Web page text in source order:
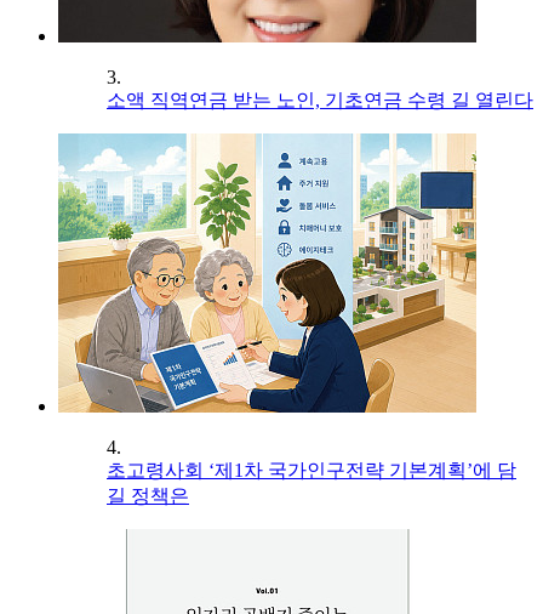
3.
소액 직역연금 받는 노인, 기초연금 수령 길 열린다
4.
초고령사회 ‘제1차 국가인구전략 기본계획’에 담
길 정책은